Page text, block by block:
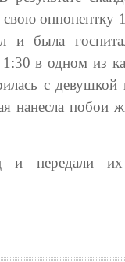
свою оппонентку
и была
в одном из
с
нанесла побои
и передали